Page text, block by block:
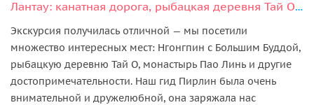
Лантау: канатная дорога, рыбацкая деревня Тай О и статуя Большого Будды
Экскурсия получилась отличной — мы посетили
множество интересных мест: Нгонгпин с Большим Буддой,
рыбацкую деревню Тай О, монастырь Пао Линь и другие
достопримечательности. Наш гид Пирлин была очень
внимательной и дружелюбной, она заряжала нас